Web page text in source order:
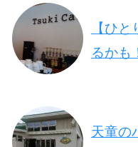
【ひ
るかも
天童の